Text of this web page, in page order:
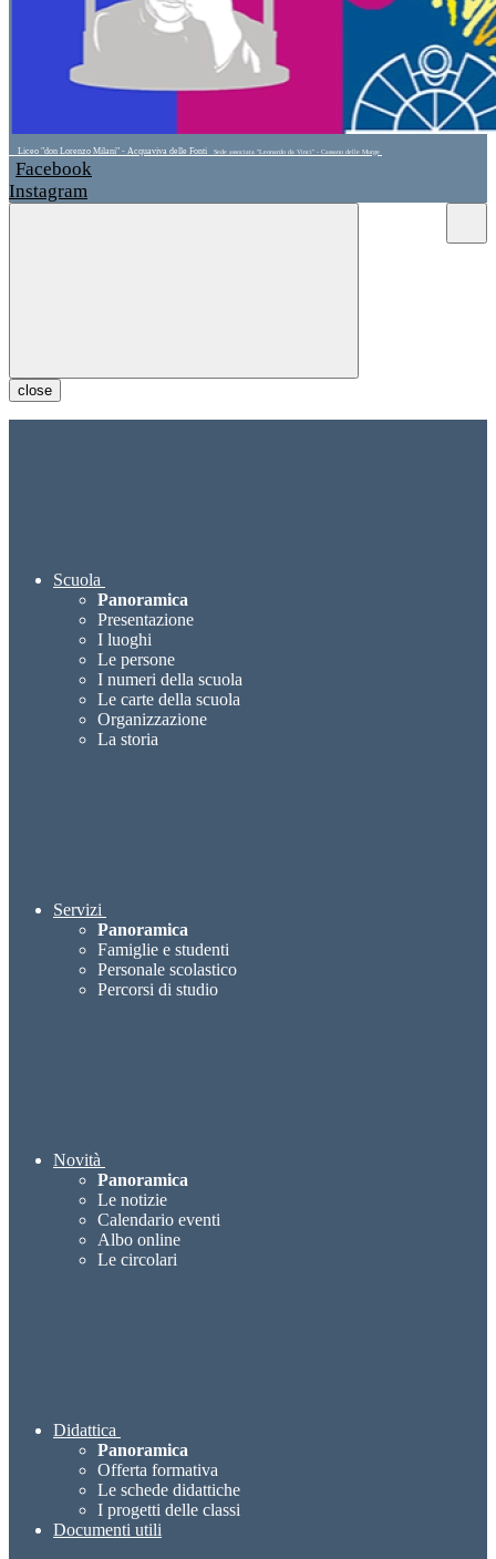
Liceo "don Lorenzo Milani" - Acquaviva delle Fonti Sede associata "Leonardo da Vinci" - Cassano delle Murge
Facebook
Instagram
close
Scuola
Panoramica
Presentazione
I luoghi
Le persone
I numeri della scuola
Le carte della scuola
Organizzazione
La storia
Servizi
Panoramica
Famiglie e studenti
Personale scolastico
Percorsi di studio
Novità
Panoramica
Le notizie
Calendario eventi
Albo online
Le circolari
Didattica
Panoramica
Offerta formativa
Le schede didattiche
I progetti delle classi
Documenti utili